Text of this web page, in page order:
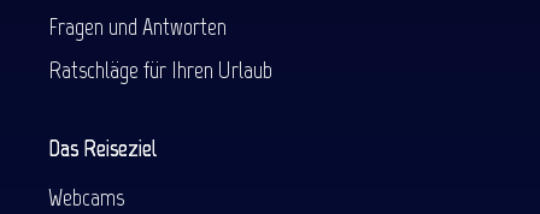
Fragen und Antworten
Ratschläge für Ihren Urlaub
Das Reiseziel
Webcams